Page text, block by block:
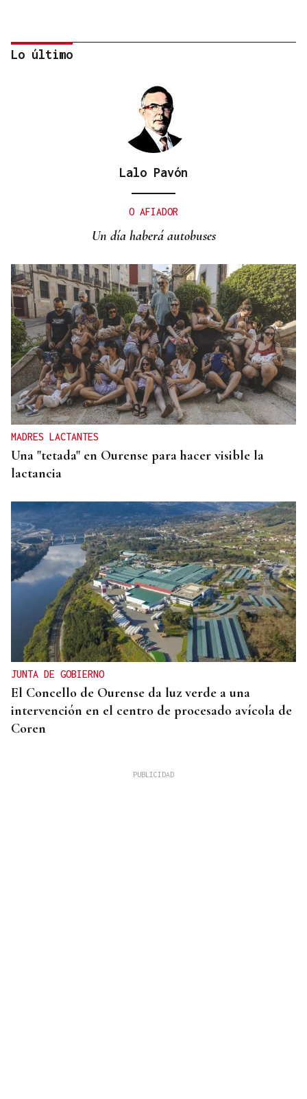
Muere a los 50 años el DJ francés Kavinsky, autor
Lo último
Lalo Pavón
O AFIADOR
Un día haberá autobuses
MADRES LACTANTES
Una "tetada" en Ourense para hacer visible la
lactancia
JUNTA DE GOBIERNO
El Concello de Ourense da luz verde a una
intervención en el centro de procesado avícola de
Coren